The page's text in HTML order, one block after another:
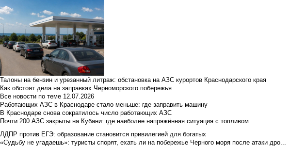
Талоны на бензин и урезанный литраж: обстановка на АЗС курортов Краснодарского края
Как обстоят дела на заправках Черноморского побережья
Все новости по теме 12.07.2026
Работающих АЗС в Краснодаре стало меньше: где заправить машину
В Краснодаре снова сократилось число работающих АЗС
Почти 200 АЗС закрыты на Кубани: где наиболее напряжённая ситуация с топливом
ЛДПР против ЕГЭ: образование становится привилегией для богатых
«Судьбу не угадаешь»: туристы спорят, ехать ли на побережье Черного моря после атаки дро...